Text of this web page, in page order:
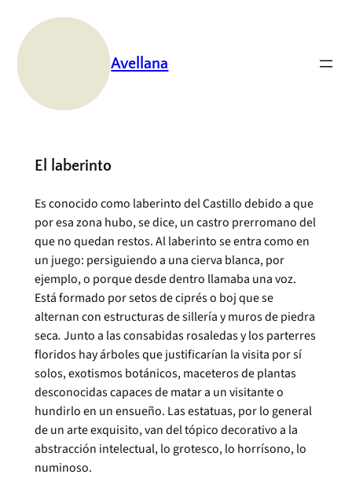
contenido
Avellana
El laberinto
Es conocido como laberinto del Castillo debido a que
por esa zona hubo, se dice, un castro prerromano del
que no quedan restos. Al laberinto se entra como en
un juego: persiguiendo a una cierva blanca, por
ejemplo, o porque desde dentro llamaba una voz.
Está formado por setos de ciprés o boj que se
alternan con estructuras de sillería y muros de piedra
seca. Junto a las consabidas rosaledas y los parterres
floridos hay árboles que justificarían la visita por sí
solos, exotismos botánicos, maceteros de plantas
desconocidas capaces de matar a un visitante o
hundirlo en un ensueño. Las estatuas, por lo general
de un arte exquisito, van del tópico decorativo a la
abstracción intelectual, lo grotesco, lo horrísono, lo
numinoso.